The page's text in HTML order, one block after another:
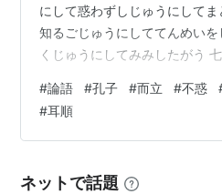
にして惑わずしじゅうにして
知るごじゅうにしててんめい
くじゅうにしてみみしたがう
るところにしたがい、のりをこ
した。 30歳で信念がかたまり
歳になると、物事の処理、道
ない境地になった。 60歳にな
#論語 #孔子 #而立 #不惑
#耳順
ネットで話題